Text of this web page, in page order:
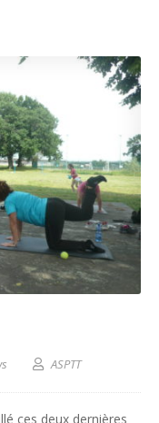
ASPTT
ces deux dernières